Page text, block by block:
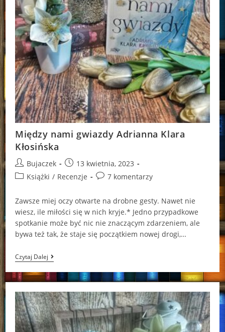
Między nami gwiazdy Adrianna Klara
Kłosińska
Post
author:
Bujaczek
Post
published:
13 kwietnia, 2023
PostKsiążki / Recenzje
Post7 komentarzy
Zawsze miej oczy otwarte na drobne gesty. Nawet nie
wiesz, ile miłości się w nich kryje.* Jedno przypadkowe
spotkanie może być nic nie znaczącym zdarzeniem, ale
bywa też tak, że staje się początkiem nowej drogi,…
Czytaj DalejMiędzy
Nami
Gwiazdy
Adrianna
Kłosińska